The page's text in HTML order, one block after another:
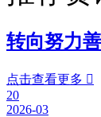
转向努力
点击查看更多 
20
2026-03